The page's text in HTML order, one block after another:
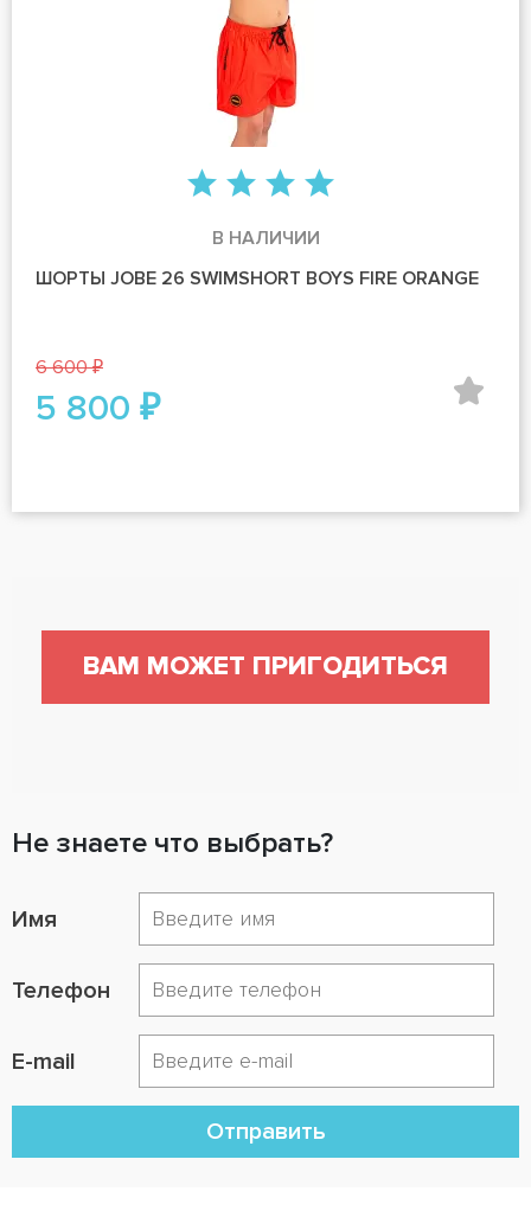
В НАЛИЧИИ
ШОРТЫ JOBE 26 SWIMSHORT BOYS FIRE ORANGE
6 600 ₽
5 800 ₽
ВАМ МОЖЕТ ПРИГОДИТЬСЯ
Не знаете что выбрать?
Имя
Телефон
E-mail
Отправить